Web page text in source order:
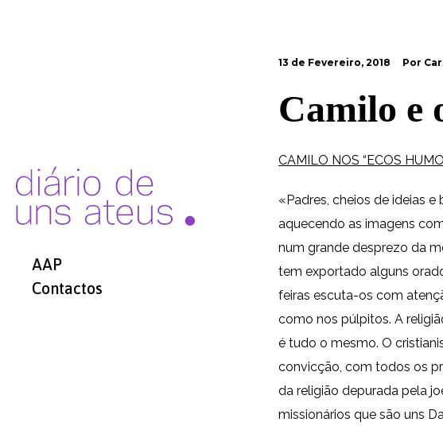
AAP
Contactos
13 de Fevereiro, 2018 Por
Camilo e
CAMILO NOS “ECOS
«Padres, cheios de ideias
aquecendo as imagens
num grande desprezo da
tem exportado alguns
feiras escuta-os com
como nos púlpitos. A
é tudo o mesmo. O
convicção, com todos os
da religião depurada pela
missionários que são uns